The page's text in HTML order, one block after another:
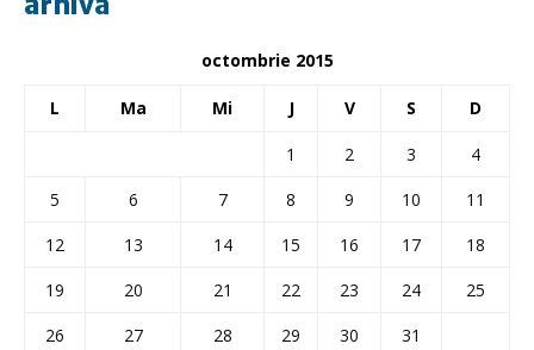
octombrie 2015
L Ma Mi J V S D
1 2 3
4
5
6 7 8 9 10
11
12
13 14 15 16 17
18
19
20 21 22 23 24
25
26
27 28 29 30 31